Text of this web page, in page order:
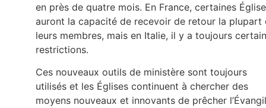
en près de quatre mois. En France, certaines
auront la capacité de recevoir de retour la plupart
leurs membres, mais en Italie, il y a toujours
restrictions.
Ces nouveaux outils de ministère sont toujours
utilisés et les Églises continuent à chercher des
moyens nouveaux et innovants de prêcher